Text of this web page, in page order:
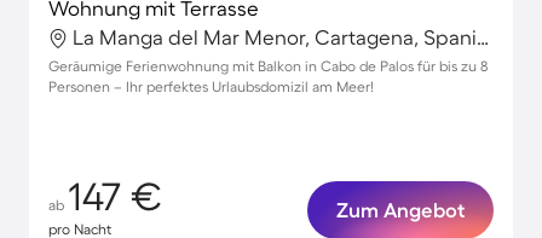
Wohnung mit Terrasse
La Manga del Mar Menor, Cartagena, Spanien
Geräumige Ferienwohnung mit Balkon in Cabo de Palos für bis zu 8
Personen – Ihr perfektes Urlaubsdomizil am Meer!
ab 147 €
pro Nacht
Zum Angebot